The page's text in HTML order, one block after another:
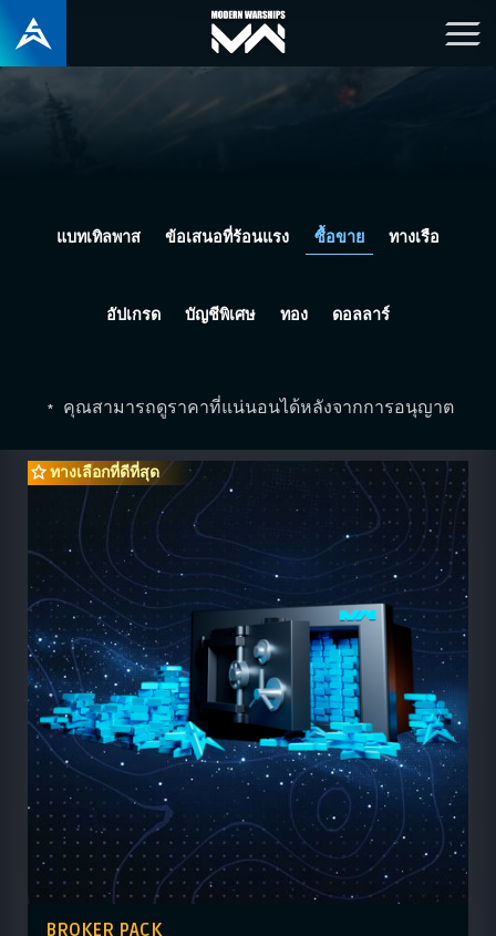
แบทเทิลพาส ข้อเสนอที่ร้อนแรง ซื้อขาย ทางเรือ
อัปเกรด บัญชีพิเศษ ทอง ดอลลาร์
* คุณสามารถดูราคาที่แน่นอนได้หลังจากการอนุญาต
ทางเลือกที่ดีที่สุด
BROKER PACK